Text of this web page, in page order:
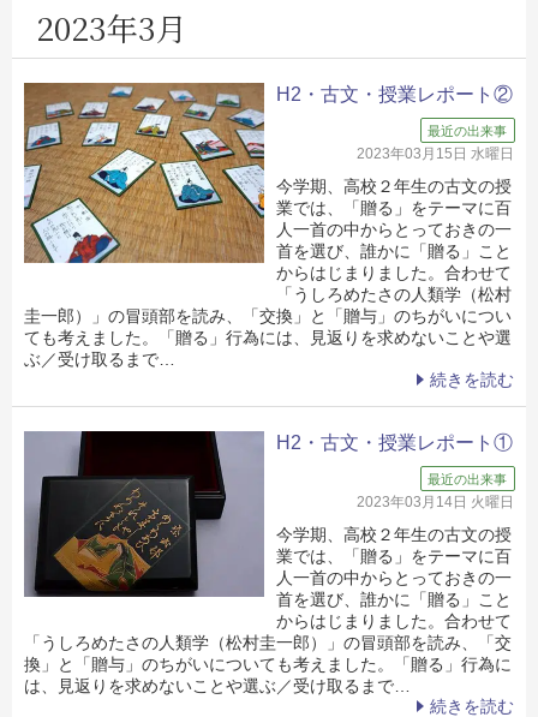
2023年3月
H2・古文・授業レポート②
最近の出来事
2023年03月15日 水曜日
今学期、高校２年生の古文の授
業では、「贈る」をテーマに百
人一首の中からとっておきの一
首を選び、誰かに「贈る」こと
からはじまりました。合わせて
「うしろめたさの人類学（松村
圭一郎）」の冒頭部を読み、「交換」と「贈与」のちがいについ
ても考えました。「贈る」行為には、見返りを求めないことや選
ぶ／受け取るまで…
続きを読む
H2・古文・授業レポート①
最近の出来事
2023年03月14日 火曜日
今学期、高校２年生の古文の授
業では、「贈る」をテーマに百
人一首の中からとっておきの一
首を選び、誰かに「贈る」こと
からはじまりました。合わせて
「うしろめたさの人類学（松村圭一郎）」の冒頭部を読み、「交
換」と「贈与」のちがいについても考えました。「贈る」行為に
は、見返りを求めないことや選ぶ／受け取るまで…
続きを読む